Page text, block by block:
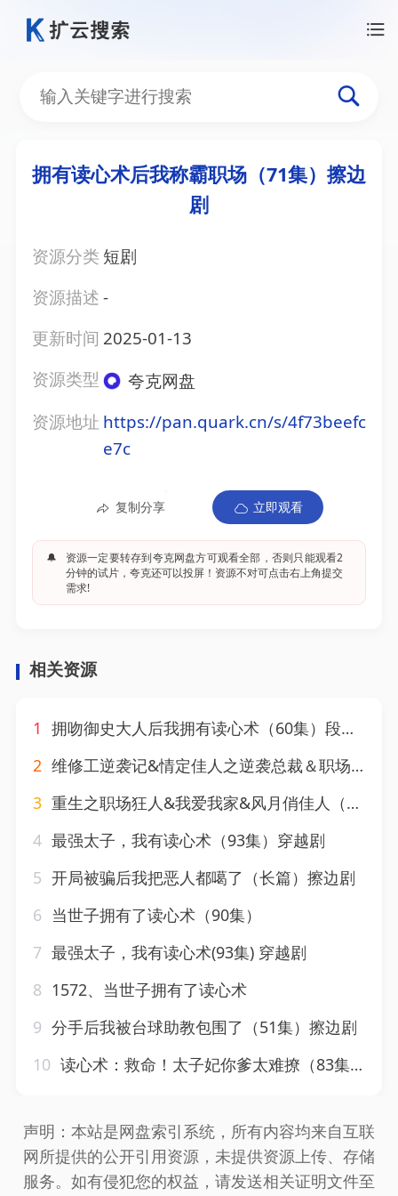
拥有读心术后我称霸职场（71集）擦边
剧
资源分类 短剧
资源描述-
更新时间 2025-01-13
资源类型
夸克网盘
资源地址 https://pan.quark.cn/s/4f73beefc
e7c
复制分享 立即观看
🔔
资源一定要转存到夸克网盘方可观看全部，否则只能观看2
分钟的试片，夸克还可以投屏！资源不对可点击右上角提交
需求!
相关资源
1 拥吻御史大人后我拥有读心术（60集）段美洋＆马敬暖
2 维修工逆袭记&情定佳人之逆袭总裁＆职场逆袭遇佳人＆我爱我家（80集）擦边剧
3 重生之职场狂人&我爱我家&风月俏佳人（58集）擦边剧
4 最强太子，我有读心术（93集）穿越剧
5 开局被骗后我把恶人都噶了（长篇）擦边剧
6 当世子拥有了读心术（90集）
7 最强太子，我有读心术(93集) 穿越剧
8 1572、当世子拥有了读心术
9 分手后我被台球助教包围了（51集）擦边剧
10 读心术：救命！太子妃你爹太难撩（83集）李丫丫
声明：本站是网盘索引系统，所有内容均来自互联
网所提供的公开引用资源，未提供资源上传、存储
服务。如有侵犯您的权益，请发送相关证明文件至